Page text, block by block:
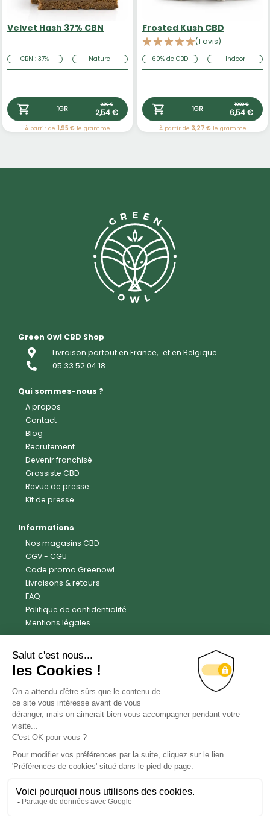
Velvet Hash 37% CBN
CBN : 37% Naturel
1GR
3,90 €
2,54 €
À partir de 1,95 € le gramme
Frosted Kush CBD
(1 avis)
60% de CBD Indoor
1GR
10,90 €
6,54 €
À partir de 3,27 € le gramme
Green Owl CBD Shop
Livraison partout en France, et en Belgique
05 33 52 04 18
Qui sommes-nous ?
A propos
Contact
Blog
Recrutement
Devenir franchisé
Grossiste CBD
Revue de presse
Kit de presse
Informations
Nos magasins CBD
CGV- CGU
Code promo Greenowl
Livraisons & retours
FAQ
Politique de confidentialité
Mentions légales
Avis clients
Trustpilot
Facebook
Instagram
X LinkedInYouTube